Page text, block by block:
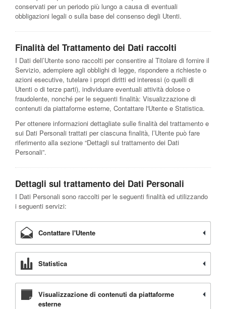
conservati per un periodo più lungo a causa di eventuali
obbligazioni legali o sulla base del consenso degli Utenti.
Finalità del Trattamento dei Dati raccolti
I Dati dell’Utente sono raccolti per consentire al Titolare di fornire il
Servizio, adempiere agli obblighi di legge, rispondere a richieste o
azioni esecutive, tutelare i propri diritti ed interessi (o quelli di
Utenti o di terze parti), individuare eventuali attività dolose o
fraudolente, nonché per le seguenti finalità: Visualizzazione di
contenuti da piattaforme esterne, Contattare l'Utente e Statistica.
Per ottenere informazioni dettagliate sulle finalità del trattamento e
sui Dati Personali trattati per ciascuna finalità, l’Utente può fare
riferimento alla sezione “Dettagli sul trattamento dei Dati
Personali”.
Dettagli sul trattamento dei Dati Personali
I Dati Personali sono raccolti per le seguenti finalità ed utilizzando
i seguenti servizi:
Contattare l'Utente
Statistica
Visualizzazione di contenuti da piattaforme
esterne